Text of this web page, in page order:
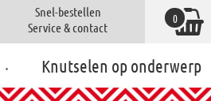
Snel-bestellen
Service & contact
0
. Knutselen op onderwerp